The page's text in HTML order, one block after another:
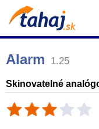
Alarm 1.25
Skinovatelné